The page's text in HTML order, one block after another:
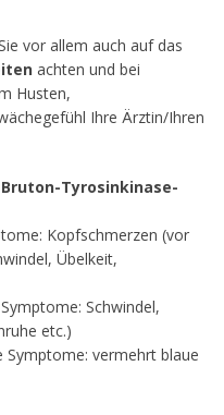
vor allem auch auf das
achten und bei
Husten,
Ihre Ärztin/Ihren
Tyrosinkinase-
Kopfschmerzen (vor
Übelkeit,
Schwindel,
etc.)
vermehrt blaue